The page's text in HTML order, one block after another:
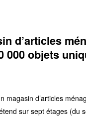
d’articles
000 objets
magasin d’articles
sur sept étages (du